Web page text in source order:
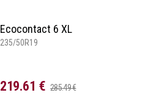
Ecocontact 6 XL
235/50R19
219.61 € 285.49 €